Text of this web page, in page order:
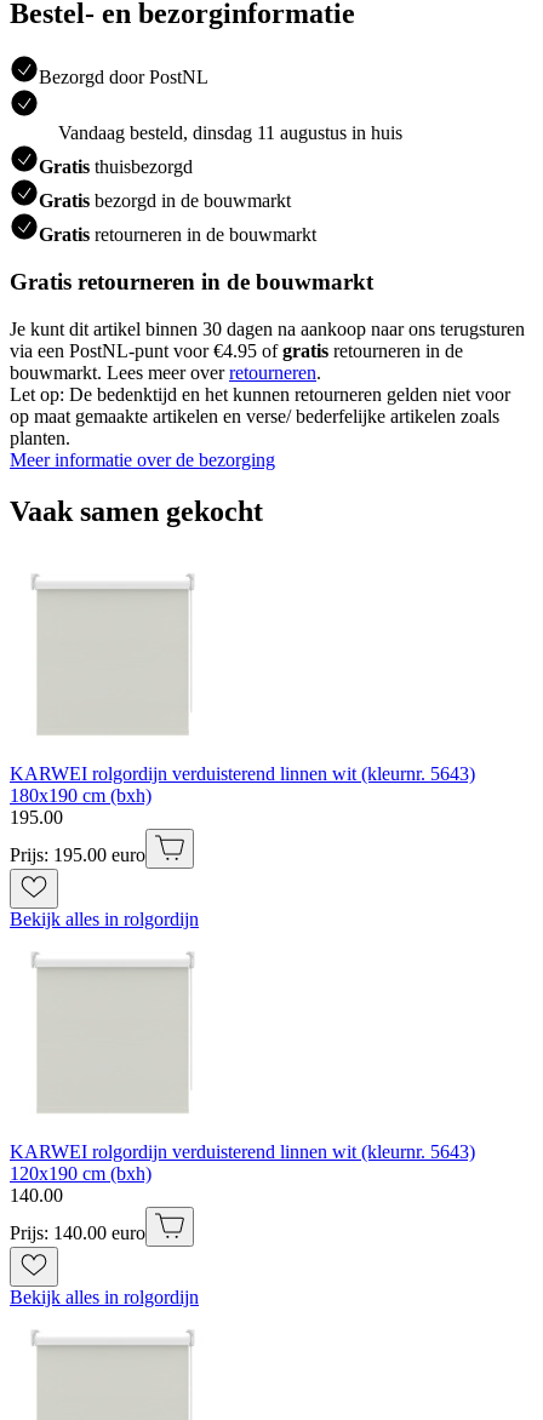
Bestel- en bezorginformatie
Bezorgd door PostNL
Vandaag besteld, dinsdag 11 augustus in huis
Gratis thuisbezorgd
Gratis bezorgd in de bouwmarkt
Gratis retourneren in de bouwmarkt
Gratis retourneren in de bouwmarkt
Je kunt dit artikel binnen 30 dagen na aankoop naar ons terugsturen
via een PostNL-punt voor €4.95 ofgratis retourneren in de
bouwmarkt. Lees meer overretourneren.
Let op: De bedenktijd en het kunnen retourneren gelden niet voor
op maat gemaakte artikelen en verse/ bederfelijke artikelen zoals
planten.
Meer informatie over de bezorging
Vaak samen gekocht
KARWEI rolgordijn verduisterend linnen wit (kleurnr. 5643)
180x190 cm (bxh)
195.00
Prijs: 195.00 euro
Bekijk alles in rolgordijn
KARWEI rolgordijn verduisterend linnen wit (kleurnr. 5643)
120x190 cm (bxh)
140.00
Prijs: 140.00 euro
Bekijk alles in rolgordijn